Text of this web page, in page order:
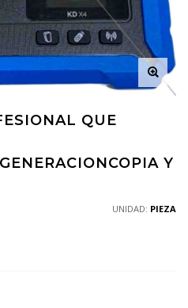
QUE
Y
UNIDAD: PIEZA